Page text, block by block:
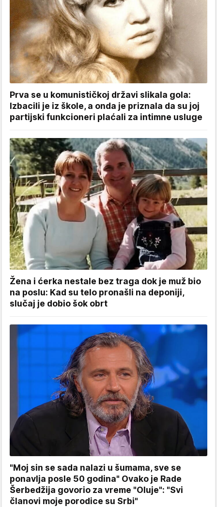
Prva se u komunističkoj državi slikala gola:
Izbacili je iz škole, a onda je priznala da su joj
partijski funkcioneri plaćali za intimne usluge
Žena i ćerka nestale bez traga dok je muž bio
na poslu: Kad su telo pronašli na deponiji,
slučaj je dobio šok obrt
"Moj sin se sada nalazi u šumama, sve se
ponavlja posle 50 godina" Ovako je Rade
Šerbedžija govorio za vreme "Oluje": "Svi
članovi moje porodice su Srbi"